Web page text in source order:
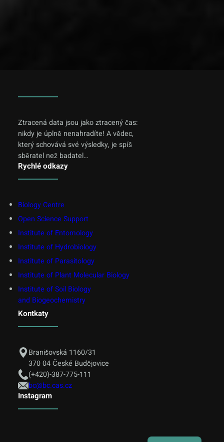
Ztracená data jsou jako ztracený čas:
nikdy je úplně nenahradíte! A vědec,
který schovává své výsledky, je spíš
sběratel než badatel…
Rychlé odkazy
Biology Centre
Open Science Support
Institute of Entomology
Institute of Hydrobiology
Institute of Parasitology
Institute of Plant Molecular Biology
Institute of Soil Biology
and Biogeochemistry
Kontkaty
Branišovská 1160/31
370 04 České Budějovice
(+420)-387-775-111
bc@bc.cas.cz
Instagram